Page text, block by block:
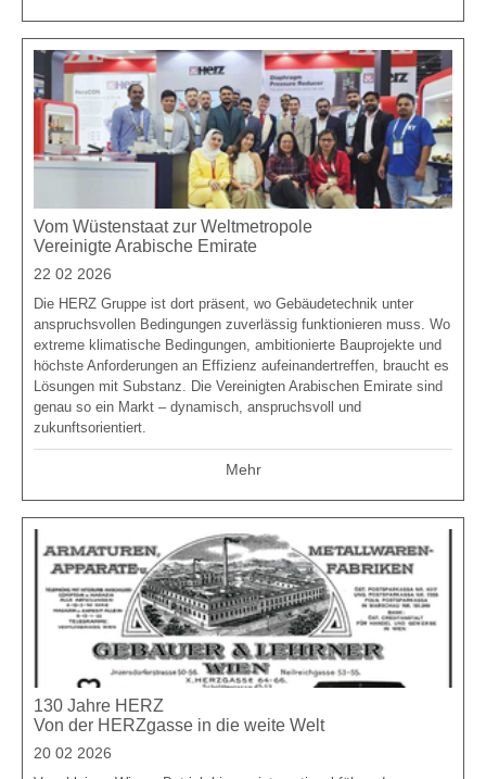
Vom Wüstenstaat zur Weltmetropole
Vereinigte Arabische Emirate
22 02 2026
Die HERZ Gruppe ist dort präsent, wo Gebäudetechnik unter
anspruchsvollen Bedingungen zuverlässig funktionieren muss. Wo
extreme klimatische Bedingungen, ambitionierte Bauprojekte und
höchste Anforderungen an Effizienz aufeinandertreffen, braucht es
Lösungen mit Substanz. Die Vereinigten Arabischen Emirate sind
genau so ein Markt – dynamisch, anspruchsvoll und
zukunftsorientiert.
Mehr
130 Jahre HERZ
Von der HERZgasse in die weite Welt
20 02 2026